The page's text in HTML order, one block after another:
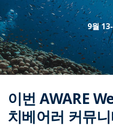
9월
이번 AWARE
치베어러 커뮤